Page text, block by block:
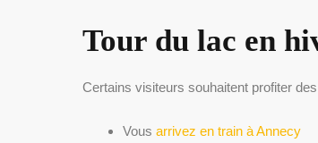
Tour du lac en
Certains visiteurs souhaitent profiter
Vous arrivez en train à Annecy